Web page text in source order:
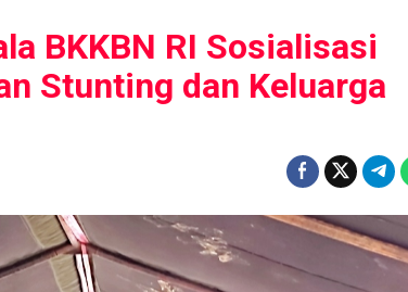
BKKBN RI Sosialisasi
Stunting dan Keluarga